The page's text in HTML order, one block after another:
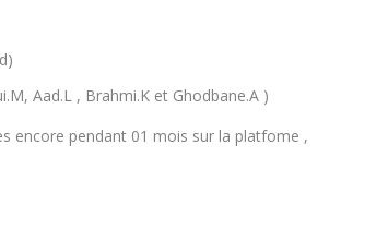
Aad.L , Brahmi.K et Ghodbane.A )
encore pendant 01 mois sur la platfome ,